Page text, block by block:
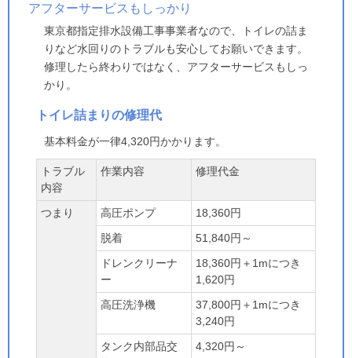
アフターサービスもしっかり
東京都指定排水設備工事事業者なので、トイレの詰ま
りなど水回りのトラブルも安心してお願いできます。
修理したら終わりではなく、アフターサービスもしっ
かり。
トイレ詰まりの修理代
基本料金が一律4,320円かかります。
トラブル
内容
作業内容 修理代金
つまり 高圧ポンプ
18,360円
脱着
51,840円～
ドレンクリーナ
ー
18,360円＋1mにつき
1,620円
高圧洗浄機
37,800円＋1mにつき
3,240円
タンク内部品交
4,320円～